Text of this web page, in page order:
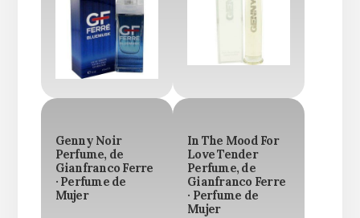
Genny Noir
Perfume, de
Gianfranco Ferre
· Perfume de
Mujer
In The Mood For
Love Tender
Perfume, de
Gianfranco Ferre
· Perfume de
Mujer